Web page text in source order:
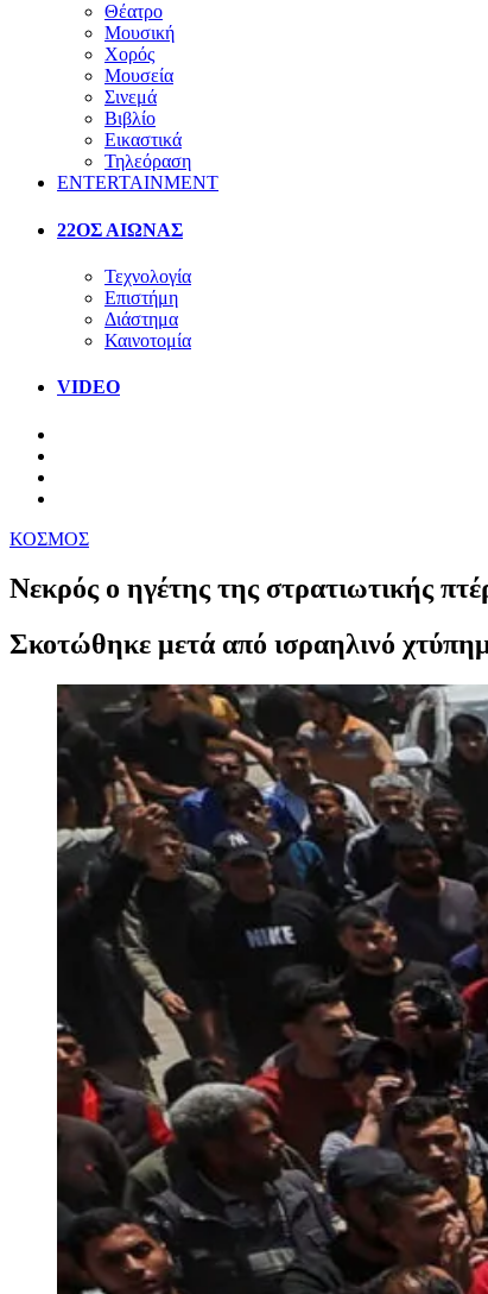
Θέατρο
Μουσική
Χορός
Μουσεία
Σινεμά
Βιβλίο
Εικαστικά
Τηλεόραση
ENTERTAINMENT
22ΟΣ ΑΙΩΝΑΣ
Τεχνολογία
Επιστήμη
Διάστημα
Καινοτομία
VIDEO
ΚΟΣΜΟΣ
Νεκρός ο ηγέτης της στρατιωτικής
Σκοτώθηκε μετά από ισραηλινό